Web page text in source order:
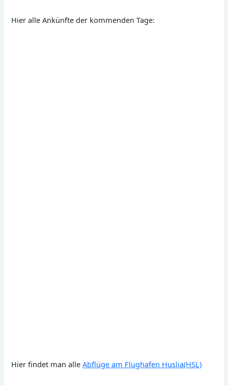
Hier alle Ankünfte der kommenden Tage:
Hier findet man alleAbflüge am Flughafen Huslia(HSL)